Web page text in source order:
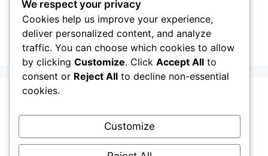
We respect your privacy
Cookies help us improve your experience,
deliver personalized content, and analyze
traffic. You can choose which cookies to allow
by clicking Customize. Click Accept All to
consent or Reject All to decline non-essential
cookies.
Customize